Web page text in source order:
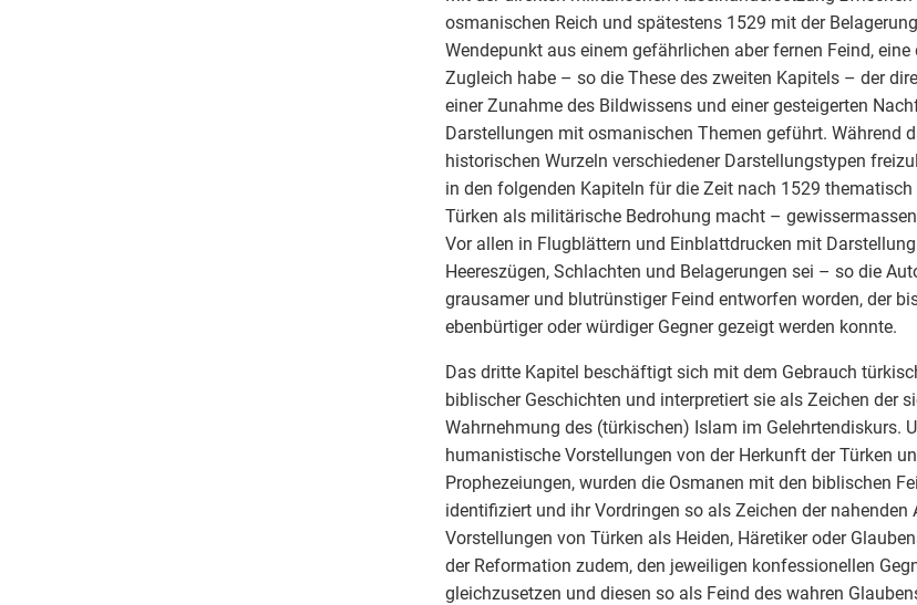
osmanischen Reich und spätestens 1529 mit der
Wendepunkt aus einem gefährlichen aber fernen Feind,
Zugleich habe – so die These des zweiten Kapitels – der
einer Zunahme des Bildwissens und einer gesteigerten
Darstellungen mit osmanischen Themen geführt. Während
historischen Wurzeln verschiedener Darstellungstypen
in den folgenden Kapiteln für die Zeit nach 1529
Türken als militärische Bedrohung macht –
Vor allen in Flugblättern und Einblattdrucken mit
Heereszügen, Schlachten und Belagerungen sei – so die
grausamer und blutrünstiger Feind entworfen worden, der
ebenbürtiger oder würdiger Gegner gezeigt werden konnte.
Das dritte Kapitel beschäftigt sich mit dem Gebrauch
biblischer Geschichten und interpretiert sie als Zeichen der
Wahrnehmung des (türkischen) Islam im Gelehrtendiskurs.
humanistische Vorstellungen von der Herkunft der Türken
Prophezeiungen, wurden die Osmanen mit den biblischen
identifiziert und ihr Vordringen so als Zeichen der nahenden
Vorstellungen von Türken als Heiden, Häretiker oder
der Reformation zudem, den jeweiligen konfessionellen
gleichzusetzen und diesen so als Feind des wahren